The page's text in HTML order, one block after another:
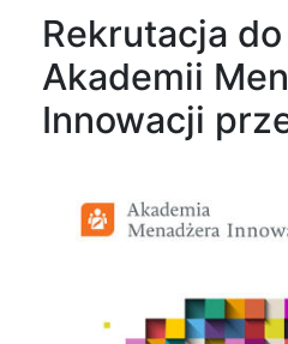
Rekrutacja
Akademii
Innowacji